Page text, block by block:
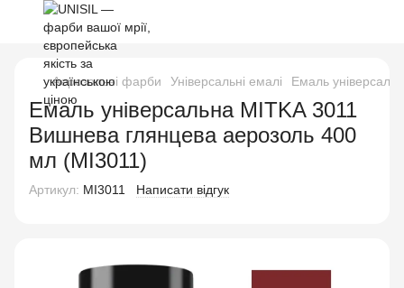
Аерозольні фарби Універсальні емалі Емаль
Емаль універсальна MITKA 3011
Вишнева глянцева аерозоль 400
мл (MI3011)
Артикул: MI3011 Написати відгук